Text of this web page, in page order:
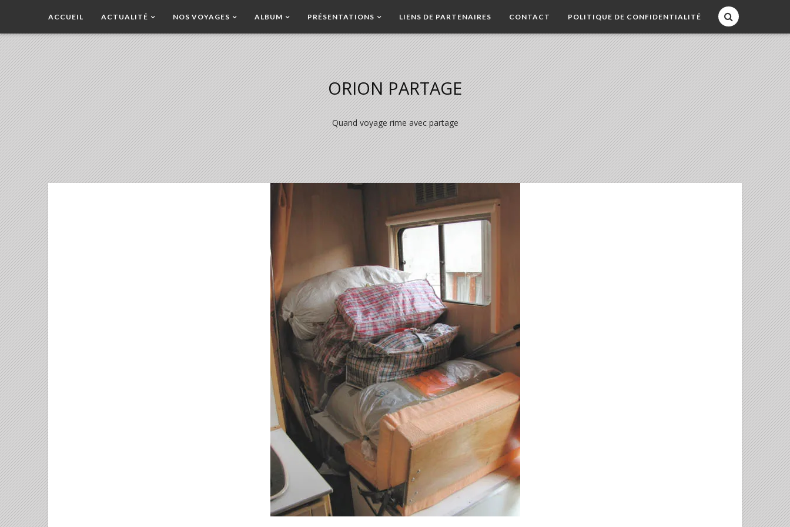
ACCUEIL ACTUALITÉ NOS VOYAGES ALBUM PRÉSENTATIONS LIENS DE PARTENAIRES CONTACT POLITIQUE DE CONFIDENTIALITÉ
ORION PARTAGE
Quand voyage rime avec partage